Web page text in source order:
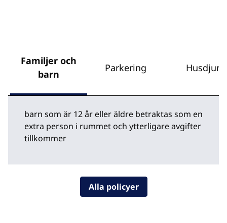
Familjer och
barn
Parkering Husdjur
barn som är 12 år eller äldre betraktas som en
extra person i rummet och ytterligare avgifter
tillkommer
Alla policyer